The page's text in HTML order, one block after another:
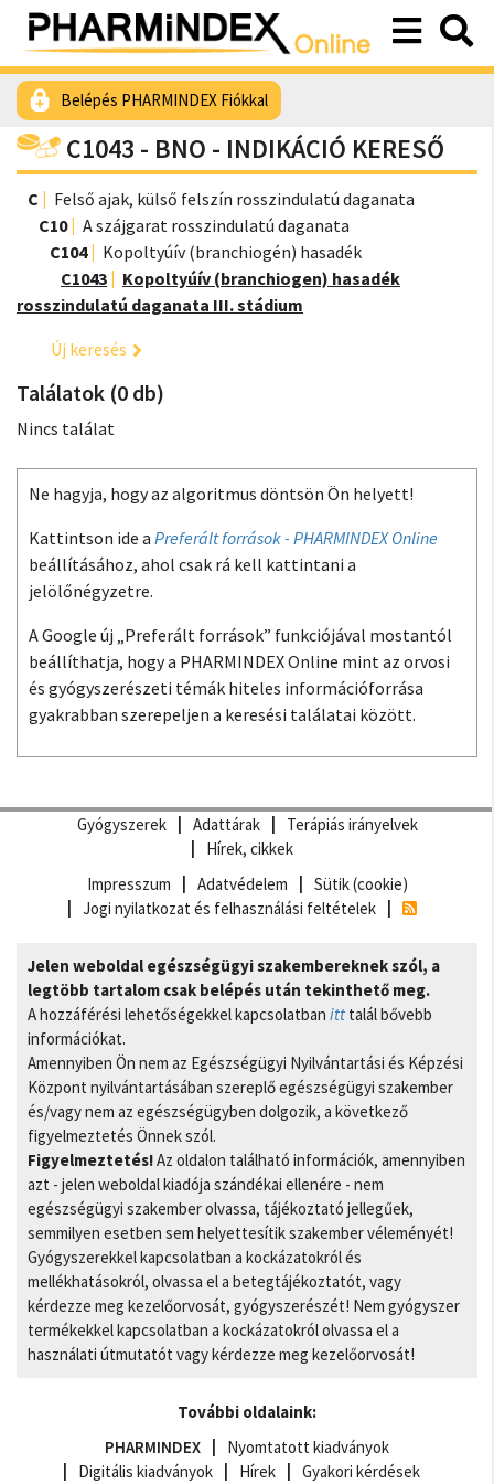
Belépés PHARMINDEX Fiókkal
C1043 - BNO - INDIKÁCIÓ KERESŐ
C
Felső ajak, külső felszín rosszindulatú daganata
C10
A szájgarat rosszindulatú daganata
C104
Kopoltyúív (branchiogén) hasadék
C1043
Kopoltyúív (branchiogen) hasadék
rosszindulatú daganata III. stádium
Új keresés
Találatok (0 db)
Nincs találat
Ne hagyja, hogy az algoritmus döntsön Ön helyett!
Kattintson ide a Preferált források - PHARMINDEX Online
beállításához, ahol csak rá kell kattintani a
jelölőnégyzetre.
A Google új „Preferált források” funkciójával mostantól
beállíthatja, hogy a PHARMINDEX Online mint az orvosi
és gyógyszerészeti témák hiteles információforrása
gyakrabban szerepeljen a keresési találatai között.
Gyógyszerek Adattárak
Terápiás irányelvek
Hírek, cikkek
Impresszum
Adatvédelem
Sütik (cookie)
Jogi nyilatkozat és felhasználási feltételek
Jelen weboldal egészségügyi szakembereknek szól, a
legtöbb tartalom csak belépés után tekinthető meg.
A hozzáférési lehetőségekkel kapcsolatban itt talál bővebb
információkat.
Amennyiben Ön nem az Egészségügyi Nyilvántartási és Képzési
Központ nyilvántartásában szereplő egészségügyi szakember
és/vagy nem az egészségügyben dolgozik, a következő
figyelmeztetés Önnek szól.
Figyelmeztetés!Az oldalon található információk, amennyiben
azt - jelen weboldal kiadója szándékai ellenére - nem
egészségügyi szakember olvassa, tájékoztató jellegűek,
semmilyen esetben sem helyettesítik szakember véleményét!
Gyógyszerekkel kapcsolatban a kockázatokról és
mellékhatásokról, olvassa el a betegtájékoztatót, vagy
kérdezze meg kezelőorvosát, gyógyszerészét! Nem gyógyszer
termékekkel kapcsolatban a kockázatokról olvassa el a
használati útmutatót vagy kérdezze meg kezelőorvosát!
További oldalaink:
PHARMINDEX
Nyomtatott kiadványok
Digitális kiadványok
Hírek Gyakori kérdések